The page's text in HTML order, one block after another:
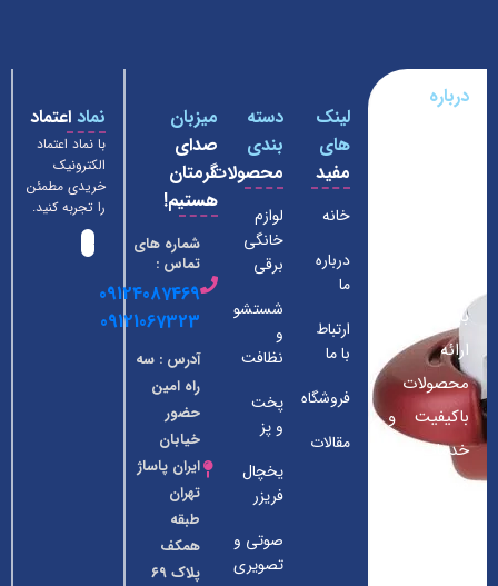
درباره
با هدف
ارائه
محصولات
باکیفیت و
خدمات
ممتاز به
لینک
های
مفید
خانه
درباره
ما
ارتباط
با ما
فروشگاه
مقالات
دسته
بندی
محصولات
لوازم
خانگی
برقی
شستشو
و
نظافت
پخت
و پز
یخچال
فریزر
صوتی و
تصویری
میزبان
صدای
گرمتان
هستیم!
شماره های
تماس :
09124087469
09121067323
آدرس : سه
راه امین
حضور
خیابان
ایران پاساژ
تهران
طبقه
همکف
پلاک ۶۹
نماد اعتماد
با نماد اعتماد
الکترونیک
خریدی مطمئن
را تجربه کنید.